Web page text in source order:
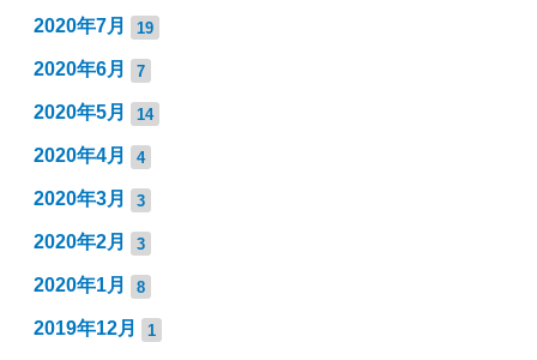
2020年7月 19
2020年6月 7
2020年5月 14
2020年4月 4
2020年3月 3
2020年2月 3
2020年1月 8
2019年12月 1